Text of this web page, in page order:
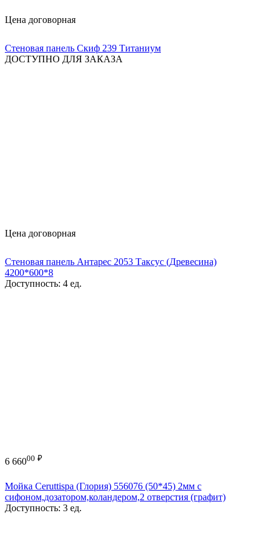
Цена договорная
Стеновая панель Скиф 239 Титаниум
ДОСТУПНО ДЛЯ ЗАКАЗА
Цена договорная
Стеновая панель Антарес 2053 Таксус (Древесина)
4200*600*8
Доступность: 4 ед.
6 66000 ₽
Мойка Ceruttispa (Глория) 556076 (50*45) 2мм с
сифоном,дозатором,коландером,2 отверстия (графит)
Доступность: 3 ед.